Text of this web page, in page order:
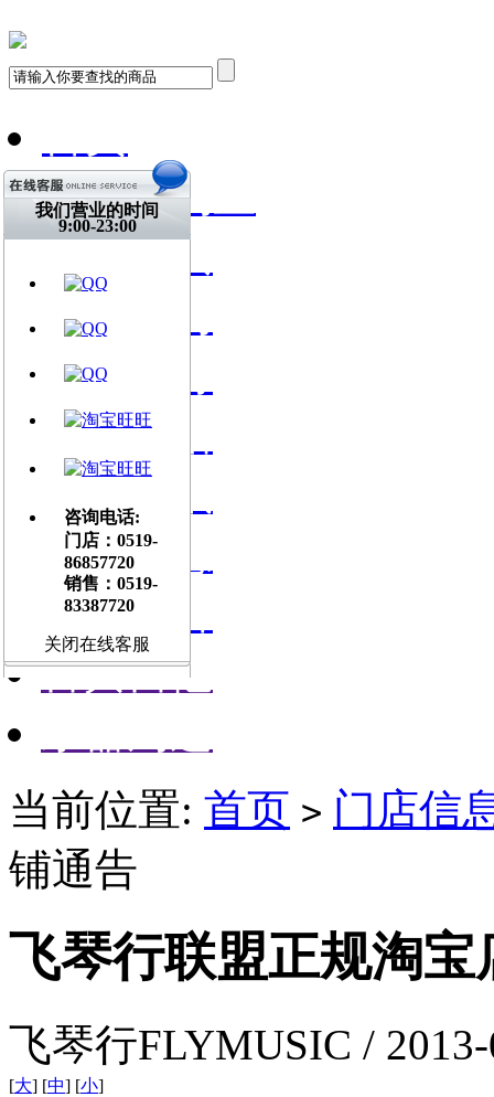
飞琴行淘宝
天猫购买
找到我们
关注微博
视频网站
文章资讯
门店信息
交流平台
古典吉他
当前位置: 首页 > 门店信
铺通告
飞琴行联盟正规淘宝
飞琴行FLYMUSIC /
[大] [中] [小]
我们营业的时间
9:00-23:00
咨询电话:
门店：0519-
86857720
销售：0519-
83387720
关闭在线客服